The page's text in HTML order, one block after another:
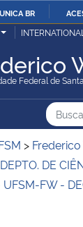
IR
O
BR
Pública
INTERNATIONAL
Federal de
Principal do Sítio
Busca:
>
DEPTO. DE
FW -